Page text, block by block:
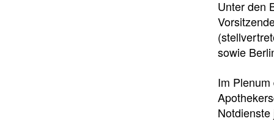
Unter den
sowie
Im